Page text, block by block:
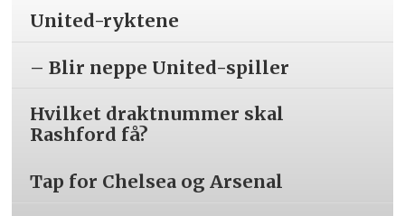
United-ryktene
– Blir neppe United-spiller
Hvilket draktnummer skal
Rashford få?
Tap for Chelsea og Arsenal